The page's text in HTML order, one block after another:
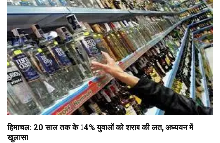
हिमाचल: 20 साल तक के 14% युवाओं को शराब की लत, अध्ययन में
खुलासा